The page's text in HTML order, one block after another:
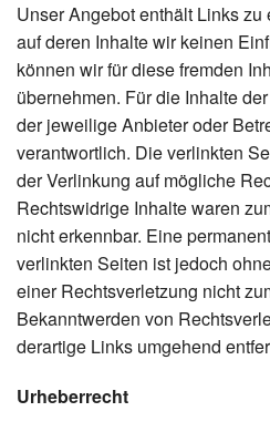
Unser Angebot enthält Links zu
auf deren Inhalte wir keinen
können wir für diese fremden
übernehmen. Für die Inhalte
der jeweilige Anbieter oder
verantwortlich. Die verlinkten
der Verlinkung auf mögliche
Rechtswidrige Inhalte waren
nicht erkennbar. Eine
verlinkten Seiten ist jedoch
einer Rechtsverletzung nicht
Bekanntwerden von
derartige Links umgehend
Urheberrecht